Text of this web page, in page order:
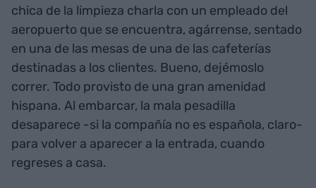
chica de la limpieza charla con un empleado del
aeropuerto que se encuentra, agárrense, sentado
en una de las mesas de una de las cafeterías
destinadas a los clientes. Bueno, dejémoslo
correr. Todo provisto de una gran amenidad
hispana. Al embarcar, la mala pesadilla
desaparece -si la compañía no es española, claro-
para volver a aparecer a la entrada, cuando
regreses a casa.